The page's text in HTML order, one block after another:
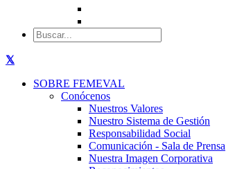
SOBRE FEMEVAL
Conócenos
Nuestros Valores
Nuestro Sistema de Gestión
Responsabilidad Social
Comunicación - Sala de Prensa
Nuestra Imagen Corporativa